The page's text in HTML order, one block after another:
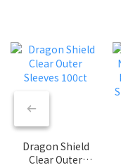
Dragon Shield
Clear Outer